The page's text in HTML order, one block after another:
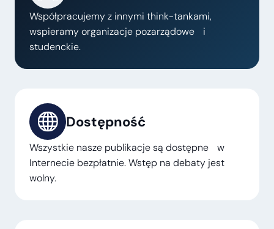
Współpracujemy z innymi think-tankami,
wspieramy organizacje pozarządowe i
studenckie.
Dostępność
Wszystkie nasze publikacje są dostępne w
Internecie bezpłatnie. Wstęp na debaty jest
wolny.